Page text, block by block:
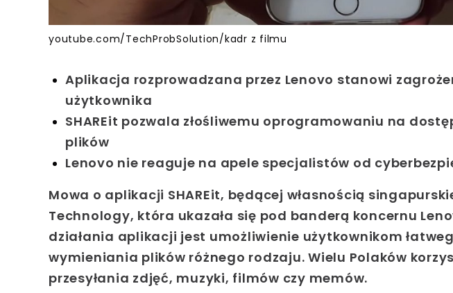
youtube.com/TechProbSolution/kadr z filmu
Aplikacja rozprowadzana przez Lenovo stanowi
użytkownika
SHAREit pozwala złośliwemu oprogramowaniu na
plików
Lenovo nie reaguje na apele specjalistów od
Mowa o aplikacji SHAREit, będącej własnością
Technology, która ukazała się pod banderą koncernu
działania aplikacji jest umożliwienie użytkownikom
wymieniania plików różnego rodzaju. Wielu Polaków
przesyłania zdjęć, muzyki, filmów czy memów.